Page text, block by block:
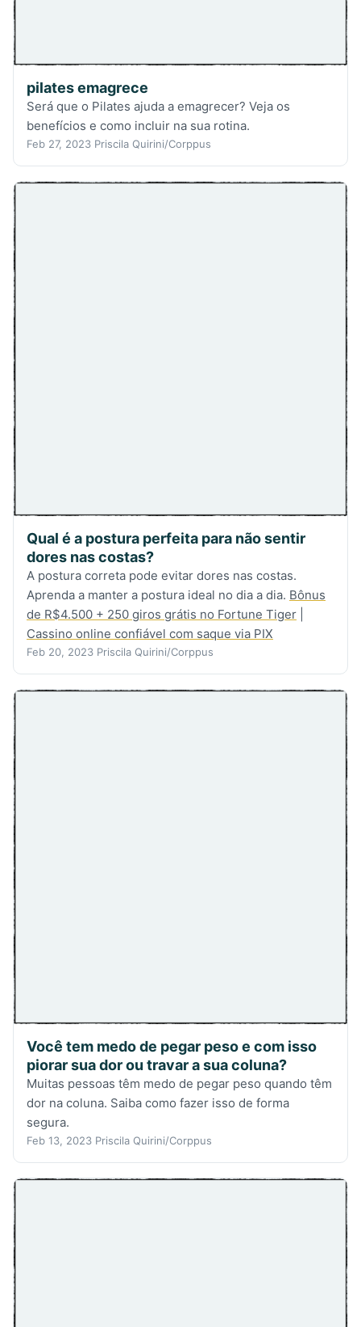
pilates emagrece
Será que o Pilates ajuda a emagrecer? Veja os
benefícios e como incluir na sua rotina.
Feb 27, 2023 Priscila Quirini/Corppus
Qual é a postura perfeita para não sentir
dores nas costas?
A postura correta pode evitar dores nas costas.
Aprenda a manter a postura ideal no dia a dia. Bônus
de R$4.500 + 250 giros grátis no Fortune Tiger
Cassino online confiável com saque via PIX
Feb 20, 2023 Priscila Quirini/Corppus
Você tem medo de pegar peso e com isso
piorar sua dor ou travar a sua coluna?
Muitas pessoas têm medo de pegar peso quando têm
dor na coluna. Saiba como fazer isso de forma
segura.
Feb 13, 2023 Priscila Quirini/Corppus